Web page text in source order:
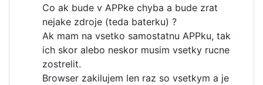
Co ak bude v APPke chyba a bude zrat
nejake zdroje (teda baterku) ?
Ak mam na vsetko samostatnu APPku, tak
ich skor alebo neskor musim vsetky rucne
zostrelit.
Browser zakilujem len raz so vsetkym a je